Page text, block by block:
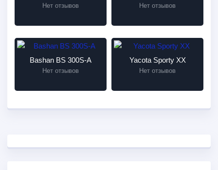
Нет отзывов Нет отзывов
Bashan BS 300S-A
Нет отзывов
Yacota Sporty XX
Нет отзывов